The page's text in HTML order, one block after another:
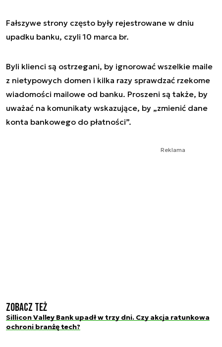
Fałszywe strony często były rejestrowane w dniu
upadku banku, czyli 10 marca br.
Byli klienci są ostrzegani, by ignorować wszelkie maile
z nietypowych domen i kilka razy sprawdzać rzekome
wiadomości mailowe od banku. Proszeni są także, by
uważać na komunikaty wskazujące, by „zmienić dane
konta bankowego do płatności”.
Reklama
Zobacz też
Sillicon Valley Bank upadł w trzy dni. Czy akcja ratunkowa
ochroni branżę tech?